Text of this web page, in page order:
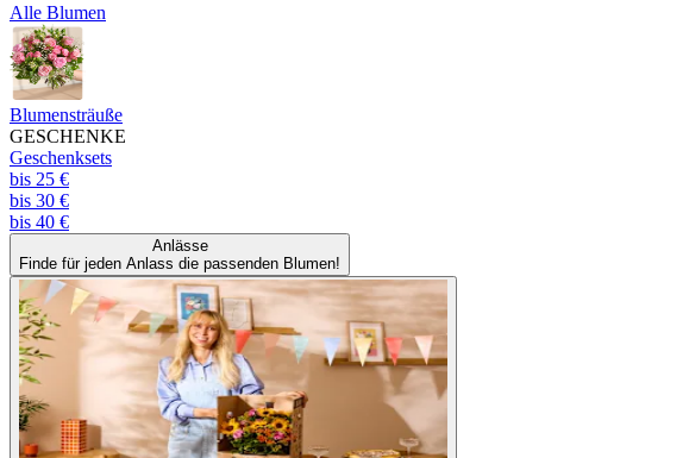
Alle Blumen
Blumensträuße
GESCHENKE
Geschenksets
bis 25 €
bis 30 €
bis 40 €
Anlässe
Finde für jeden Anlass die passenden Blumen!